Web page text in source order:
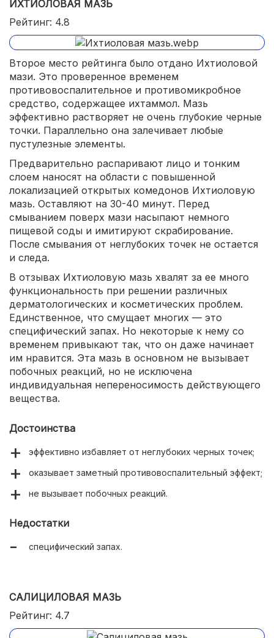
ИХТИОЛОВАЯ МАЗЬ
Рейтинг: 4.8
Второе место рейтинга было отдано Ихтиоловой
мази. Это проверенное временем
противовоспалительное и противомикробное
средство, содержащее ихтаммол. Мазь
эффективно растворяет не очень глубокие черные
точки. Параллельно она залечивает любые
пустулезные элементы.
Предварительно распаривают лицо и тонким
слоем наносят на области с повышенной
локализацией открытых комедонов Ихтиоловую
мазь. Оставляют на 30-40 минут. Перед
смыванием поверх мази насыпают немного
пищевой соды и имитируют скрабирование.
После смывания от неглубоких точек не остается
и следа.
В отзывах Ихтиоловую мазь хвалят за ее много
функциональность при решении различных
дерматологических и косметических проблем.
Единственное, что смущает многих — это
специфический запах. Но некоторые к нему со
временем привыкают так, что он даже начинает
им нравится. Эта мазь в основном не вызывает
побочных реакций, но не исключена
индивидуальная непереносимость действующего
вещества.
Достоинства
эффективно избавляет от неглубоких черных точек;
оказывает заметный противовоспалительный эффект;
не вызывает побочных реакций.
Недостатки
специфический запах.
САЛИЦИЛОВАЯ МАЗЬ
Рейтинг: 4.7